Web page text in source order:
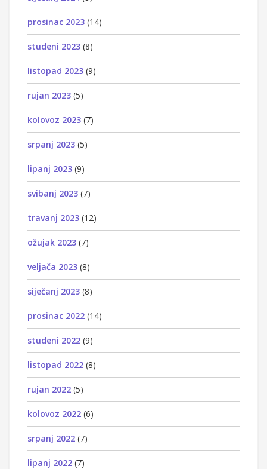
prosinac 2023 (14)
studeni 2023 (8)
listopad 2023 (9)
rujan 2023 (5)
kolovoz 2023 (7)
srpanj 2023 (5)
lipanj 2023 (9)
svibanj 2023 (7)
travanj 2023 (12)
ožujak 2023 (7)
veljača 2023 (8)
siječanj 2023 (8)
prosinac 2022 (14)
studeni 2022 (9)
listopad 2022 (8)
rujan 2022 (5)
kolovoz 2022 (6)
srpanj 2022 (7)
lipanj 2022 (7)